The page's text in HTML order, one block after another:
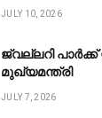
JULY 10, 2026
ജ്വല്ലറി
മുഖ്യമന്ത്രി
JULY 7, 2026